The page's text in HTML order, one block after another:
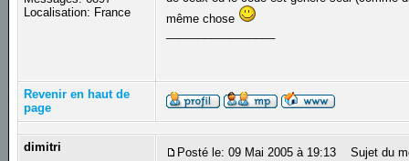
Localisation: France
même chose
Revenir en haut de
page
dimitri Posté le: 09 Mai 2005 à 19:13 Sujet du